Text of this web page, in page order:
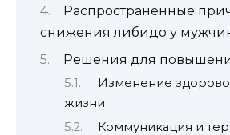
Распространенные
снижения либидо у
Решения для
Изменение
жизни
Коммуникация и